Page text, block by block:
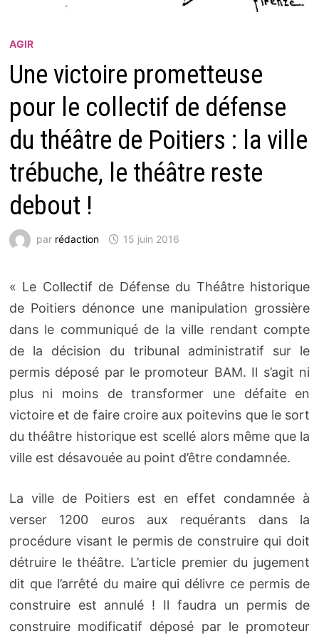
AGIR
Une victoire prometteuse
pour le collectif de défense
du théâtre de Poitiers : la ville
trébuche, le théâtre reste
debout !
par rédaction 15 juin 2016
« Le Collectif de Défense du Théâtre historique
de Poitiers dénonce une manipulation grossière
dans le communiqué de la ville rendant compte
de la décision du tribunal administratif sur le
permis déposé par le promoteur BAM. Il s’agit ni
plus ni moins de transformer une défaite en
victoire et de faire croire aux poitevins que le sort
du théâtre historique est scellé alors même que la
ville est désavouée au point d’être condamnée.
La ville de Poitiers est en effet condamnée à
verser 1200 euros aux requérants dans la
procédure visant le permis de construire qui doit
détruire le théâtre. L’article premier du jugement
dit que l’arrêté du maire qui délivre ce permis de
construire est annulé ! Il faudra un permis de
construire modificatif déposé par le promoteur